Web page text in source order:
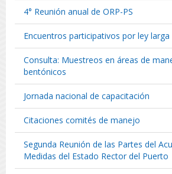
4° Reunión anual de ORP-PS
Encuentros participativos por ley larga
Consulta: Muestreos en áreas de
bentónicos
Jornada nacional de capacitación
Citaciones comités de manejo
Segunda Reunión de las Partes del
Medidas del Estado Rector del Puerto